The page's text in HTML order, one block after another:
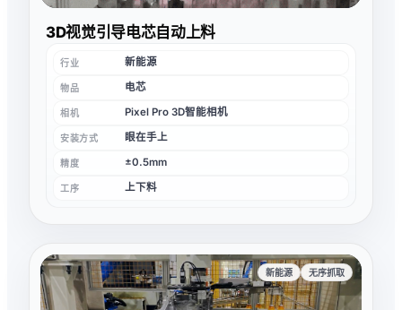
3D视觉引导电芯自动上料
行业 新能源
物品 电芯
相机 Pixel Pro 3D智能相机
安装方式 眼在手上
精度 ±0.5mm
工序 上下料
新能源 无序抓取